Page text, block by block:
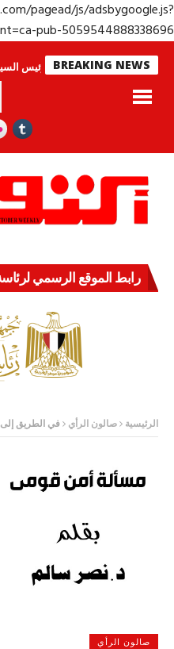
pagead/js/
pub-
BREAKING NEWS
جولة الرئيس السيسي
رابط الموقع الرسمي لرئاسة
الرئيسية صالون الرأي في الطريق إلى
صالون الرأي